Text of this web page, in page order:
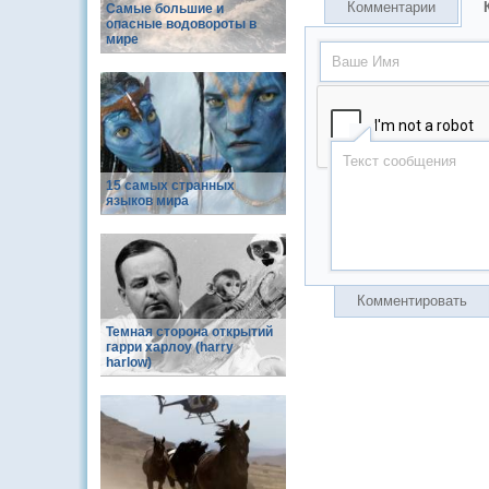
Самые большие и
опасные водовороты в
мире
15 самых странных
языков мира
Темная сторона открытий
гарри харлоу (harry
harlow)
Комментарии
Комментировать